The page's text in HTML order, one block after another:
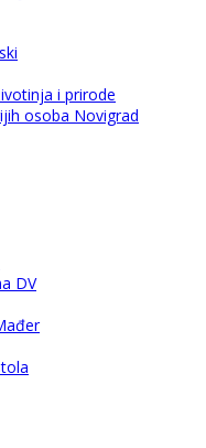
i prirode
osoba Novigrad
DV